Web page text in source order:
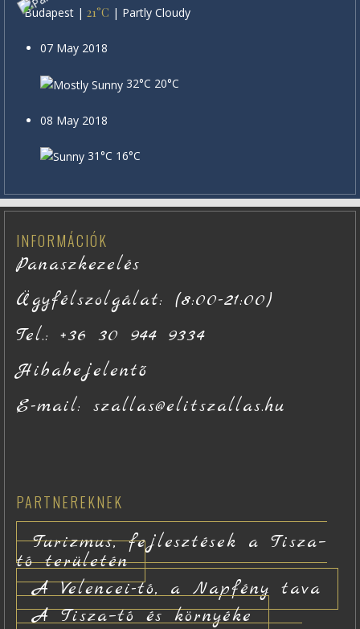
Név
E-mail*
Tárgy
Üzenet*
Budapest | 21°C | Partly Cloudy
07 May 2018
32°C 20°C
08 May 2018
31°C 16°C
INFORMÁCIÓK
Panaszkezelés
Ügyfélszolgálat: (8:00-21:00)
Tel.: +36 30 944 9334
Hibabejelentő
E-mail: szallas@elitszallas.hu
PARTNEREKNEK
Turizmus, fejlesztések a Tisza–
tó területén
A Velencei-tó, a Napfény tava
A Tisza–tó és környéke